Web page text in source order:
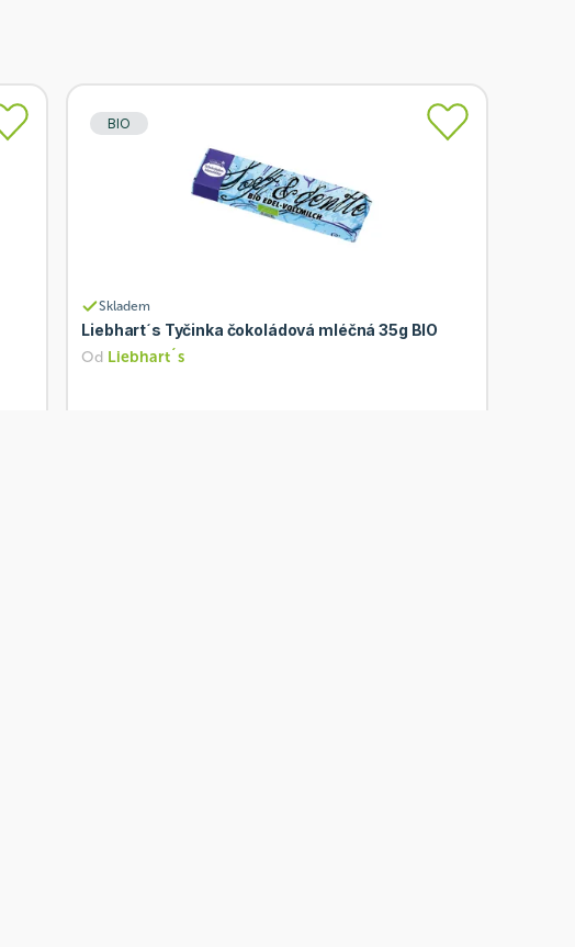
BIO
Skladem
Liebhart´s Tyčinka čokoládová mléčná 35g BIO
Od Liebhart´s